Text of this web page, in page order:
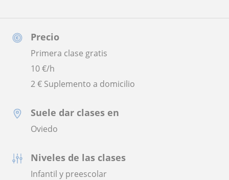
Precio
Primera clase gratis
10€/h
2 € Suplemento a domicilio
Suele dar clases en
Oviedo
Niveles de las clases
Infantil y preescolar